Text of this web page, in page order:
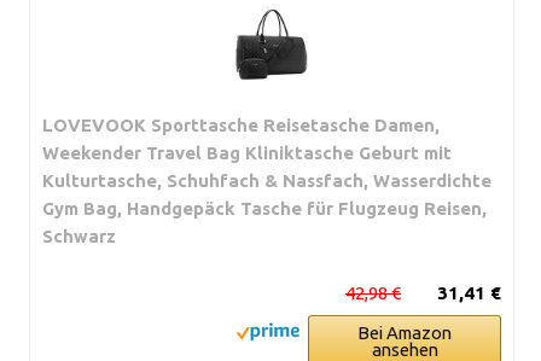
LOVEVOOK Sporttasche Reisetasche Damen,
Weekender Travel Bag Kliniktasche Geburt mit
Kulturtasche, Schuhfach & Nassfach, Wasserdichte
Gym Bag, Handgepäck Tasche für Flugzeug Reisen,
Schwarz
31,41 €
42,98 €
Bei Amazon
ansehen